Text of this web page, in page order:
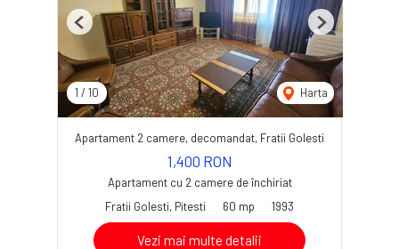
1 / 10 Harta
Previous Next
Apartament 2 camere, decomandat, Fratii Golesti
1,400 RON
Apartament cu 2 camere de închiriat
Fratii Golesti, Pitesti
60 mp 1993
Vezi mai multe detalii